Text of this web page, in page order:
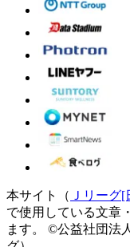
本サイト（ Ｊリーグ
で使用している文章
ます。
©公益社団法